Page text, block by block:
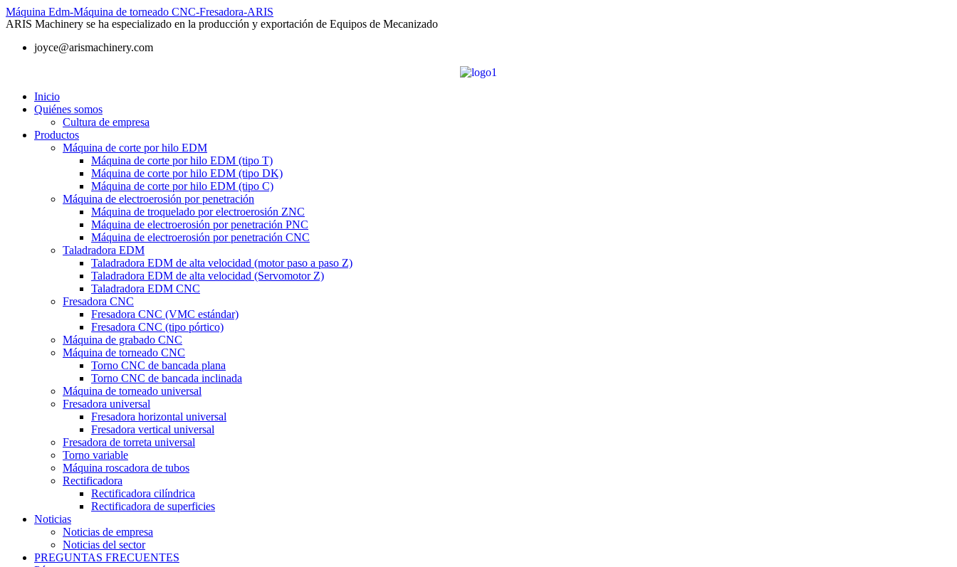
Máquina Edm-Máquina de torneado CNC-Fresadora-ARIS
ARIS Machinery se ha especializado en la producción y exportación de Equipos de Mecanizado
joyce@arismachinery.com
Inicio
Quiénes somos
Cultura de empresa
Productos
Máquina de corte por hilo EDM
Máquina de corte por hilo EDM (tipo T)
Máquina de corte por hilo EDM (tipo DK)
Máquina de corte por hilo EDM (tipo C)
Máquina de electroerosión por penetración
Máquina de troquelado por electroerosión ZNC
Máquina de electroerosión por penetración PNC
Máquina de electroerosión por penetración CNC
Taladradora EDM
Taladradora EDM de alta velocidad (motor paso a paso Z)
Taladradora EDM de alta velocidad (Servomotor Z)
Taladradora EDM CNC
Fresadora CNC
Fresadora CNC (VMC estándar)
Fresadora CNC (tipo pórtico)
Máquina de grabado CNC
Máquina de torneado CNC
Torno CNC de bancada plana
Torno CNC de bancada inclinada
Máquina de torneado universal
Fresadora universal
Fresadora horizontal universal
Fresadora vertical universal
Fresadora de torreta universal
Torno variable
Máquina roscadora de tubos
Rectificadora
Rectificadora cilíndrica
Rectificadora de superficies
Noticias
Noticias de empresa
Noticias del sector
PREGUNTAS FRECUENTES